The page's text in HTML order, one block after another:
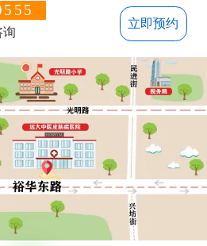
询
立即预约
您的白癜风症状？